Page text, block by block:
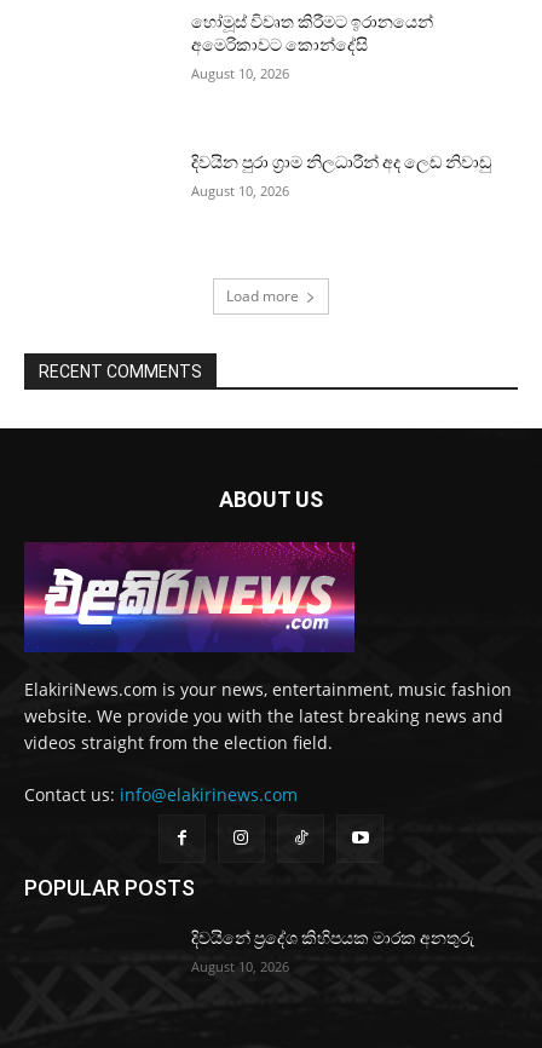
හෝමූස් විවෘත කිරීමට ඉරානයෙන්
අමෙරිකාවට කොන්දේසි
August 10, 2026
දිවයින පුරා ග්‍රාම නිලධාරීන් අද ලෙඩ නිවාඩු
August 10, 2026
Load more
RECENT COMMENTS
ABOUT US
ElakiriNews.com is your news, entertainment, music fashion
website. We provide you with the latest breaking news and
videos straight from the election field.
Contact us: info@elakirinews.com
POPULAR POSTS
දිවයිනේ ප්‍රදේශ කිහිපයක මාරක අනතුරු
August 10, 2026